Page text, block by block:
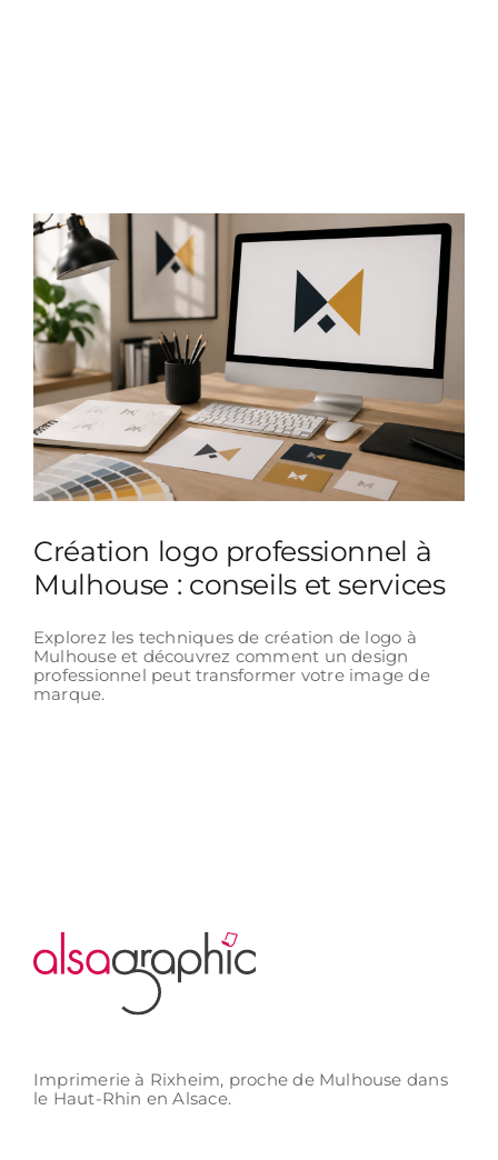
Création logo professionnel à
Mulhouse : conseils et services
Explorez les techniques de création de logo à
Mulhouse et découvrez comment un design
professionnel peut transformer votre image de
marque.
Imprimerie à Rixheim, proche de Mulhouse dans
le Haut-Rhin en Alsace.